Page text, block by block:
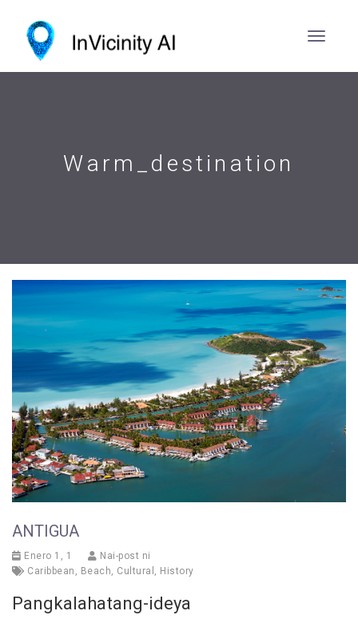
Warm_destination
ANTIGUA
Enero 1, 1
Nai-post ni
Caribbean , Beach, Cultural , History
Pangkalahatang-ideya